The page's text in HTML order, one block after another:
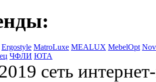
Ergostyle MatroLuxe MEALUX MebelOpt
ЧФЛИ ЮТА
сеть